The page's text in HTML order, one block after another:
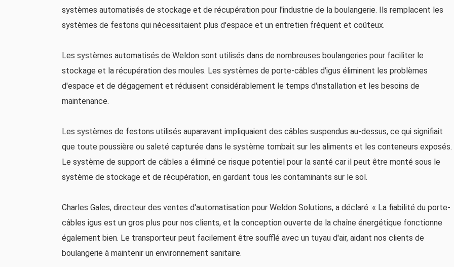
systèmes automatisés de stockage et de récupération pour l'industrie de la boulangerie. Ils remplacent les
systèmes de festons qui nécessitaient plus d'espace et un entretien fréquent et coûteux.
Les systèmes automatisés de Weldon sont utilisés dans de nombreuses boulangeries pour faciliter le
stockage et la récupération des moules. Les systèmes de porte-câbles d'igus éliminent les problèmes
d'espace et de dégagement et réduisent considérablement le temps d'installation et les besoins de
maintenance.
Les systèmes de festons utilisés auparavant impliquaient des câbles suspendus au-dessus, ce qui signifiait
que toute poussière ou saleté capturée dans le système tombait sur les aliments et les conteneurs exposés.
Le système de support de câbles a éliminé ce risque potentiel pour la santé car il peut être monté sous le
système de stockage et de récupération, en gardant tous les contaminants sur le sol.
Charles Gales, directeur des ventes d'automatisation pour Weldon Solutions, a déclaré :« La fiabilité du porte-
câbles igus est un gros plus pour nos clients, et la conception ouverte de la chaîne énergétique fonctionne
également bien. Le transporteur peut facilement être soufflé avec un tuyau d'air, aidant nos clients de
boulangerie à maintenir un environnement sanitaire.